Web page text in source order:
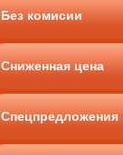
Без комисии
Сниженная цена
Спецпредложения